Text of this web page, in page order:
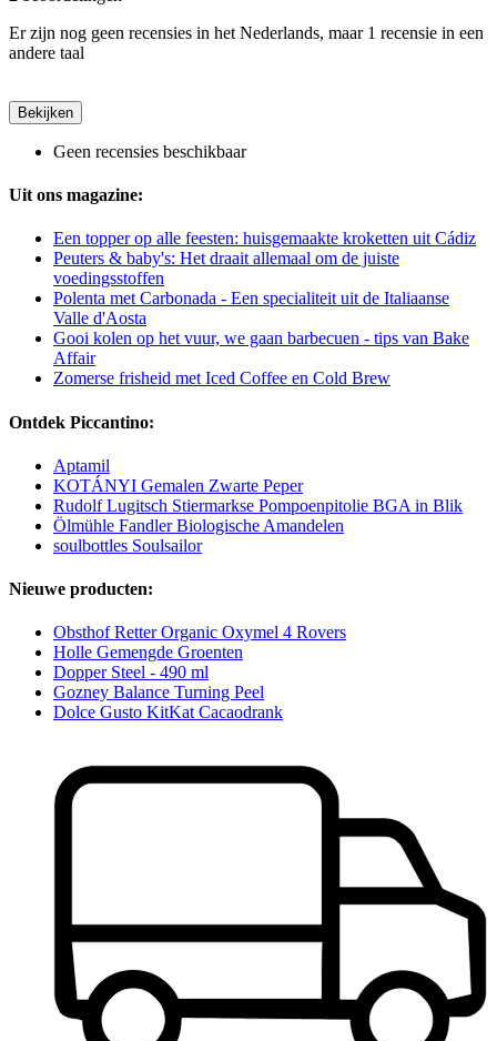
Er zijn nog geen recensies in het Nederlands, maar 1 recensie in een
andere taal
Bekijken
Geen recensies beschikbaar
Uit ons magazine:
Een topper op alle feesten: huisgemaakte kroketten uit Cádiz
Peuters & baby's: Het draait allemaal om de juiste
voedingsstoffen
Polenta met Carbonada - Een specialiteit uit de Italiaanse
Valle d'Aosta
Gooi kolen op het vuur, we gaan barbecuen - tips van Bake
Affair
Zomerse frisheid met Iced Coffee en Cold Brew
Ontdek Piccantino:
Aptamil
KOTÁNYI Gemalen Zwarte Peper
Rudolf Lugitsch Stiermarkse Pompoenpitolie BGA in Blik
Ölmühle Fandler Biologische Amandelen
soulbottles Soulsailor
Nieuwe producten:
Obsthof Retter Organic Oxymel 4 Rovers
Holle Gemengde Groenten
Dopper Steel - 490 ml
Gozney Balance Turning Peel
Dolce Gusto KitKat Cacaodrank